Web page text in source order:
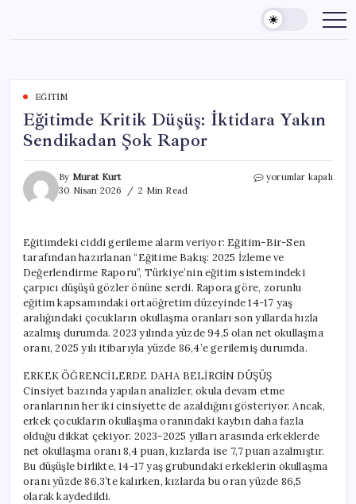
content
EĞITIM
Eğitimde Kritik Düşüş: İktidara Yakın
Sendikadan Şok Rapor
By Murat Kurt
30 Nisan 2026
2 Min Read
Eğitimde
Sendikadan
Şok
Rapor
için
yorumlar kapalı
Eğitimdeki ciddi gerileme alarm veriyor: Eğitim-Bir-Sen
tarafından hazırlanan “Eğitime Bakış: 2025 İzleme ve
Değerlendirme Raporu”, Türkiye’nin eğitim sistemindeki
çarpıcı düşüşü gözler önüne serdi. Rapora göre, zorunlu
eğitim kapsamındaki ortaöğretim düzeyinde 14-17 yaş
aralığındaki çocukların okullaşma oranları son yıllarda hızla
azalmış durumda. 2023 yılında yüzde 94,5 olan net okullaşma
oranı, 2025 yılı itibarıyla yüzde 86,4’e gerilemiş durumda.
ERKEK ÖĞRENCİLERDE DAHA BELİRGİN DÜŞÜŞ
Cinsiyet bazında yapılan analizler, okula devam etme
oranlarının her iki cinsiyette de azaldığını gösteriyor. Ancak,
erkek çocukların okullaşma oranındaki kaybın daha fazla
olduğu dikkat çekiyor. 2023-2025 yılları arasında erkeklerde
net okullaşma oranı 8,4 puan, kızlarda ise 7,7 puan azalmıştır.
Bu düşüşle birlikte, 14-17 yaş grubundaki erkeklerin okullaşma
oranı yüzde 86,3’te kalırken, kızlarda bu oran yüzde 86,5
olarak kaydedildi.